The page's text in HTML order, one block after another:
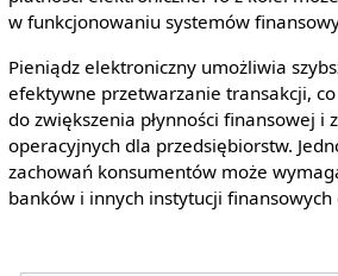
w funkcjonowaniu systemów
Pieniądz elektroniczny umożliwia
efektywne przetwarzanie transakcji,
do zwiększenia płynności finansowej i
operacyjnych dla przedsiębiorstw.
zachowań konsumentów może
banków i innych instytucji finansowych